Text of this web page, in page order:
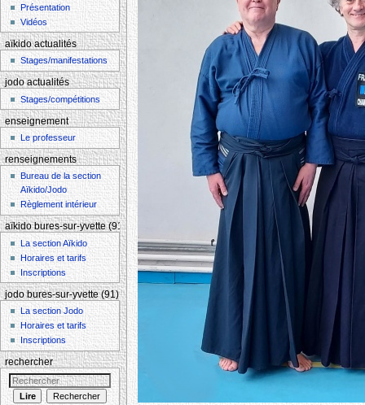
Présentation
Vidéos
aïkido actualités
Stages/manifestations
jodo actualités
Stages/compétitions
enseignement
Le professeur
renseignements
Bureau de la section
Aïkido/Jodo
Règlement intérieur
aïkido bures-sur-yvette (91)
La section Aïkido
Horaires et tarifs
Inscriptions
jodo bures-sur-yvette (91)
La section Jodo
Horaires et tarifs
Inscriptions
rechercher